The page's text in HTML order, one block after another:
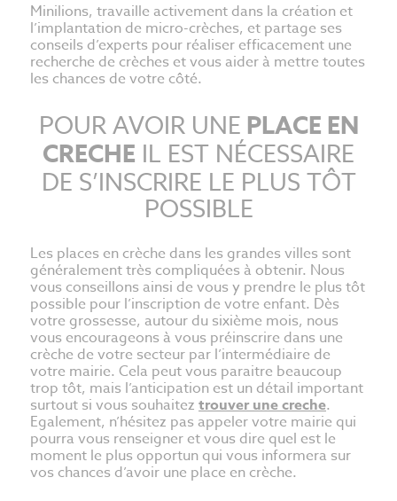
Minilions, travaille activement dans la création et
l’implantation de micro-crèches, et partage ses
conseils d’experts pour réaliser efficacement une
recherche de crèches et vous aider à mettre toutes
les chances de votre côté.
POUR AVOIR UNE PLACE EN
CRECHE IL EST NÉCESSAIRE
DE S’INSCRIRE LE PLUS TÔT
POSSIBLE
Les places en crèche dans les grandes villes sont
généralement très compliquées à obtenir. Nous
vous conseillons ainsi de vous y prendre le plus tôt
possible pour l’inscription de votre enfant. Dès
votre grossesse, autour du sixième mois, nous
vous encourageons à vous préinscrire dans une
crèche de votre secteur par l’intermédiaire de
votre mairie. Cela peut vous paraitre beaucoup
trop tôt, mais l’anticipation est un détail important
surtout si vous souhaitez trouver une creche.
Egalement, n’hésitez pas appeler votre mairie qui
pourra vous renseigner et vous dire quel est le
moment le plus opportun qui vous informera sur
vos chances d’avoir une place en crèche.